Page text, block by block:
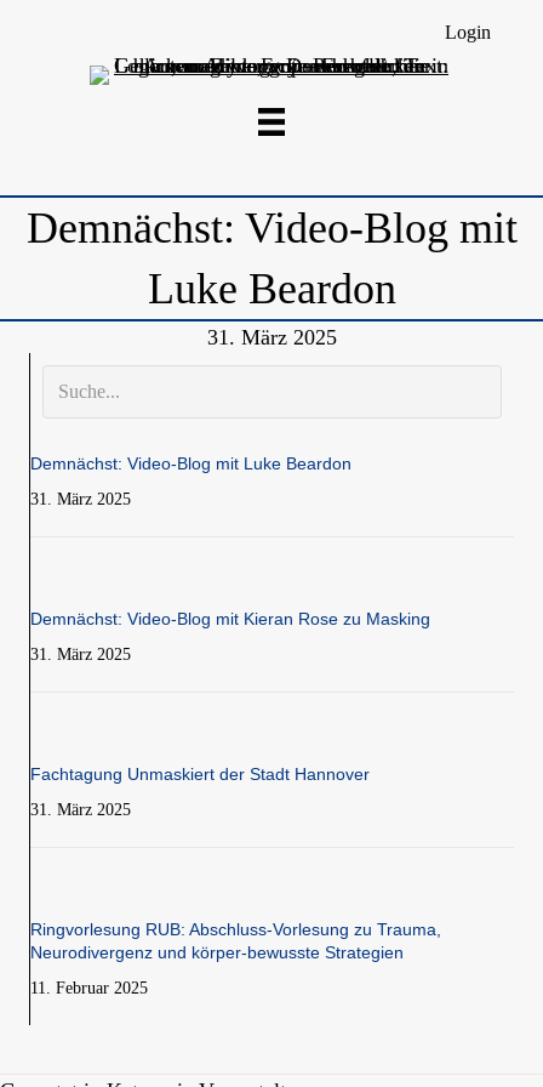
Login
Demnächst: Video-Blog mit
Luke Beardon
31. März 2025
Demnächst: Video-Blog mit Luke Beardon
31. März 2025
Demnächst: Video-Blog mit Kieran Rose zu Masking
31. März 2025
Fachtagung Unmaskiert der Stadt Hannover
31. März 2025
Ringvorlesung RUB: Abschluss-Vorlesung zu Trauma,
Neurodivergenz und körper-bewusste Strategien
11. Februar 2025